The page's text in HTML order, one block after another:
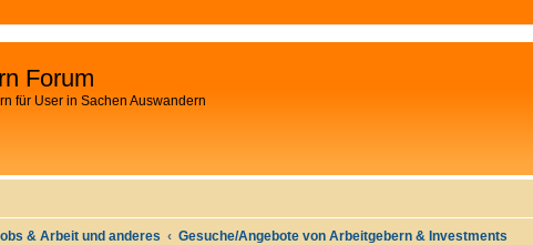
Forum
für User in Sachen Auswandern
& Arbeit und anderes Gesuche/Angebote von Arbeitgebern & Investments